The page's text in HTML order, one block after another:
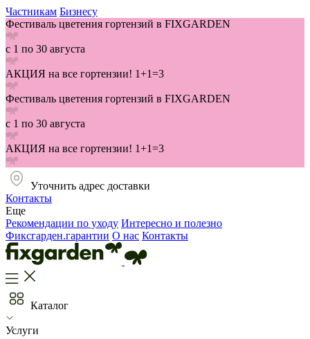
Частникам Бизнесу
Фестиваль цветения гортензий в FIXGARDEN
с 1 по 30 августа
АКЦИЯ на все гортензии! 1+1=3
Фестиваль цветения гортензий в FIXGARDEN
с 1 по 30 августа
АКЦИЯ на все гортензии! 1+1=3
Уточнить адрес доставки
Контакты
Еще
Рекомендации по уходу Интересно и полезно
Фиксгарден.гарантии О нас Контакты
Каталог
Услуги